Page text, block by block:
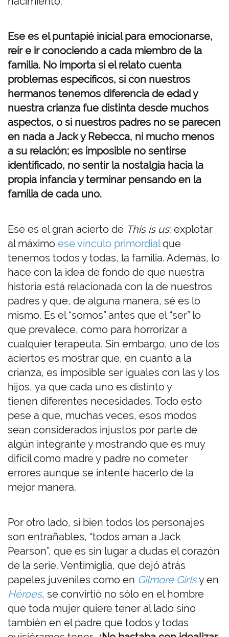
Ese es el puntapié inicial para emocionarse,
reír e ir conociendo a cada miembro de la
familia. No importa si el relato cuenta
problemas específicos, si con nuestros
hermanos tenemos diferencia de edad y
nuestra crianza fue distinta desde muchos
aspectos, o si nuestros padres no se parecen
en nada a Jack y Rebecca, ni mucho menos
a su relación; es imposible no sentirse
identificado, no sentir la nostalgia hacia la
propia infancia y terminar pensando en la
familia de cada uno.
Ese es el gran acierto de This is us: explotar
al máximo ese vínculo primordialque
tenemos todos y todas, la familia. Además, lo
hace con la idea de fondo de que nuestra
historia está relacionada con la de nuestros
padres y que, de alguna manera, sé es lo
mismo. Es el “somos” antes que el “ser” lo
que prevalece, como para horrorizar a
cualquier terapeuta. Sin embargo, uno de los
aciertos es mostrar que, en cuanto a la
crianza, es imposible ser iguales con las y los
hijos, ya que cada uno es distinto y
tienen diferentes necesidades. Todo esto
pese a que, muchas veces, esos modos
sean considerados injustos por parte de
algún integrante y mostrando que es muy
difícil como madre y padre no cometer
errores aunque se intente hacerlo de la
mejor manera.
Por otro lado, si bien todos los personajes
son entrañables, “todos aman a Jack
Pearson”, que es sin lugar a dudas el corazón
de la serie. Ventimiglia, que dejó atrás
papeles juveniles como en Gilmore Girlsy en
Héroes, se convirtió no sólo en el hombre
que toda mujer quiere tener al lado sino
también en el padre que todos y todas